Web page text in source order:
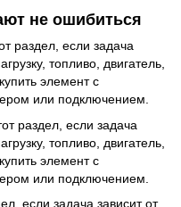
не ошибиться
раздел, если задача
топливо, двигатель,
элемент с
или подключением.
раздел, если задача
топливо, двигатель,
элемент с
или подключением.
если задача зависит от